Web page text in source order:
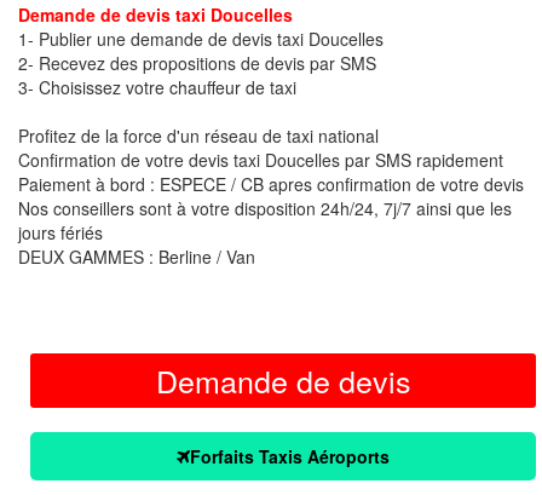
Demande de devis taxi Doucelles
1- Publier une demande de devis taxi Doucelles
2- Recevez des propositions de devis par SMS
3- Choisissez votre chauffeur de taxi
Profitez de la force d'un réseau de taxi national
Confirmation de votre devis taxi Doucelles par SMS rapidement
Paiement à bord : ESPECE / CB apres confirmation de votre devis
Nos conseillers sont à votre disposition 24h/24, 7j/7 ainsi que les
jours fériés
DEUX GAMMES : Berline / Van
Demande de devis
Forfaits Taxis Aéroports